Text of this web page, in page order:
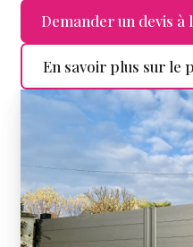
Demander un devis à
En savoir plus sur le